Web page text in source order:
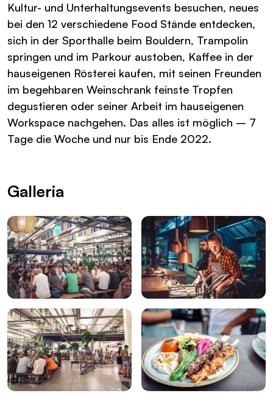
Kultur- und Unterhaltungsevents besuchen, neues
bei den 12 verschiedene Food Stände entdecken,
sich in der Sporthalle beim Bouldern, Trampolin
springen und im Parkour austoben, Kaffee in der
hauseigenen Rösterei kaufen, mit seinen Freunden
im begehbaren Weinschrank feinste Tropfen
degustieren oder seiner Arbeit im hauseigenen
Workspace nachgehen. Das alles ist möglich – 7
Tage die Woche und nur bis Ende 2022.
Galleria